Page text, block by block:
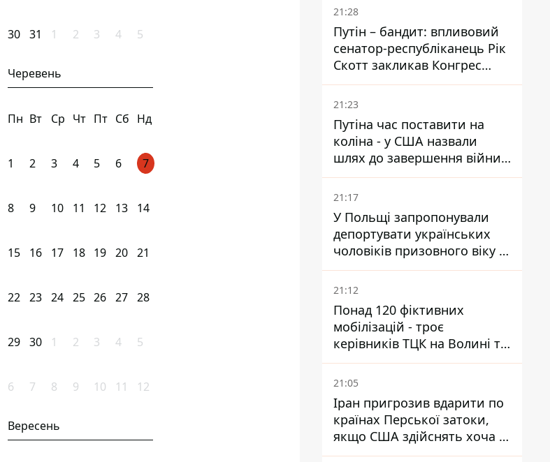
30 31 1 2 3 4 5
Черевень
Пн Вт Ср Чт Пт Сб Нд
1 2 3 4 5 6 7
8 9 10 11 12 13 14
15 16 17 18 19 20 21
22 23 24 25 26 27 28
29 30 1 2 3 4 5
6 7 8 9 10 11 12
Вересень
районів області
21:28
Путін – бандит: впливовий
сенатор-республіканець Рік
Скотт закликав Конгрес
притягнути РФ до
відповідальності за війну в
Україні
21:23
Путіна час поставити на
коліна - у США назвали
шлях до завершення війни -
National Security Journal
21:17
У Польщі запропонували
депортувати українських
чоловіків призовного віку -
кого це може торкнутися
21:12
Понад 120 фіктивних
мобілізацій - троє
керівників ТЦК на Волині та
Буковині отримали підозри
за фейкові звіти
21:05
Іран пригрозив вдарити по
країнах Перської затоки,
якщо США здійснять хоча б
одну атаку - Reuters